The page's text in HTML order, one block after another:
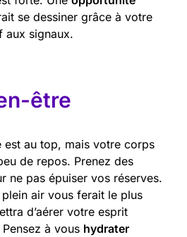
se dessiner grâce à votre
aux signaux.
être
est au top, mais votre corps
de repos. Prenez des
ne pas épuiser vos réserves.
air vous ferait le plus
d’aérer votre esprit
à vous hydrater